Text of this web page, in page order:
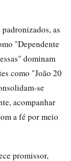
as
"Dependente
dominam
como "João 20
se
acompanhar
a fé por meio
promissor,